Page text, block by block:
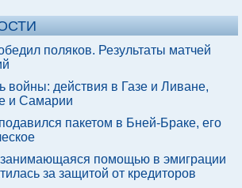
поляков. Результаты матчей
войны: действия в Газе и Ливане,
и Самарии
пакетом в Бней-Браке, его
помощью в эмиграции
за защитой от кредиторов